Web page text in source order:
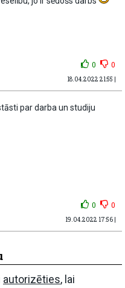
0 0
18.04.2022 21:55 |
par darba un studiju
0 0
19.04.2022 17:56 |
autorizēties, lai